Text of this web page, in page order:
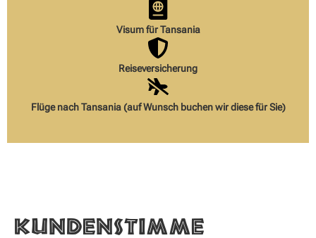
Visum für Tansania
Reiseversicherung
Flüge nach Tansania (auf Wunsch buchen wir diese für Sie)
Kundenstimme